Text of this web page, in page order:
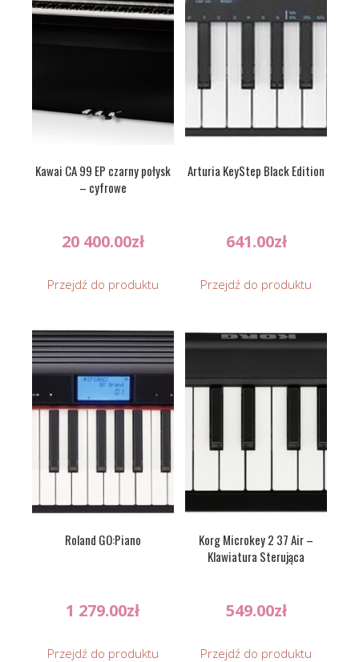
Kawai CA 99 EP czarny połysk
– cyfrowe
20 400.00zł
Przejdź do produktu
Arturia KeyStep Black Edition
641.00zł
Przejdź do produktu
Roland GO:Piano
1 279.00zł
Przejdź do produktu
Korg Microkey 2 37 Air –
Klawiatura Sterująca
549.00zł
Przejdź do produktu